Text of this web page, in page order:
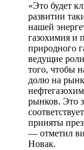
«Это будет
развитии
нашей
газохимия и
природного
ведущие
того, чтобы
долю на
рынков. Это
приняты
— отметил
Новак.